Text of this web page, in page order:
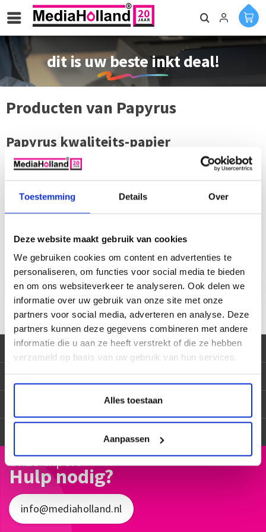
Toestemming Details Over
Deze website maakt gebruik van cookies
We gebruiken cookies om content en advertenties te
personaliseren, om functies voor social media te bieden
en om ons websiteverkeer te analyseren. Ook delen we
informatie over uw gebruik van onze site met onze
partners voor social media, adverteren en analyse. Deze
partners kunnen deze gegevens combineren met andere
informatie die u aan ze heeft verstrekt of die ze hebben
verzameld op basis van uw gebruik van hun services.
Alles toestaan
Aanpassen
dit is uw beste inkt deal!
Producten van Papyrus
Papyrus kwaliteits-papier
Papyrus is een marktleider in Europa voor grafisch papier,
productassortiment omvat zowel gestreken en ongestreken
papieren als papierspecialiteiten, doorschrijfpapieren,
Meest bekeken deze maand
Onze expert
Hulp nodig?
info@mediaholland.nl